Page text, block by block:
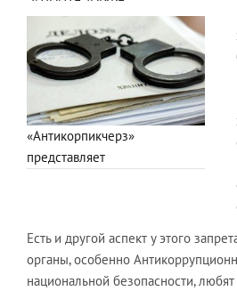
«Антикорпикчерз»
представляет
Есть и другой аспект у этого
органы, особенно
национальной безопасности,